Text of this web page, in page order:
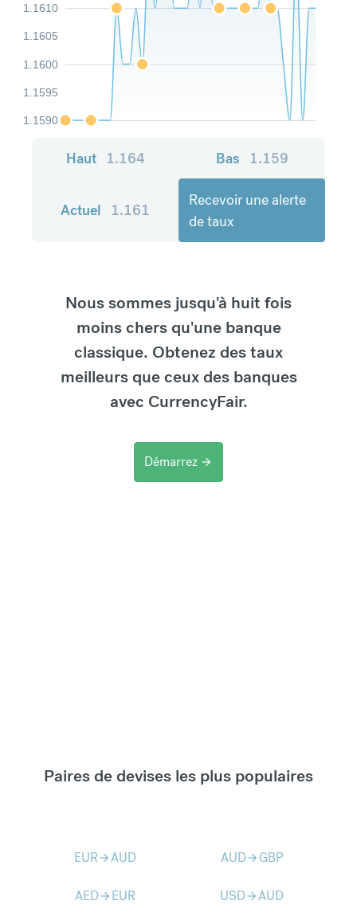
1.1590
1.1595
1.1600
1.1605
1.1610
Haut 1.164 Bas 1.159
Actuel 1.161
Recevoir une alerte
de taux
Nous sommes jusqu'à huit fois
moins chers qu'une banque
classique. Obtenez des taux
meilleurs que ceux des banques
avec CurrencyFair.
Démarrez arrow_forward
Paires de devises les plus populaires
EURarrow_forwardAUD AUDarrow_forward GBP
AEDarrow_forward EUR USDarrow_forwardAUD